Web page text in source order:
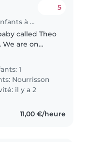
Job de garde d'enfants à Annecy
5
called Theo
We are on
get a nanny
we relax
1
Nourrisson
il y a 2
11,00 €/heure